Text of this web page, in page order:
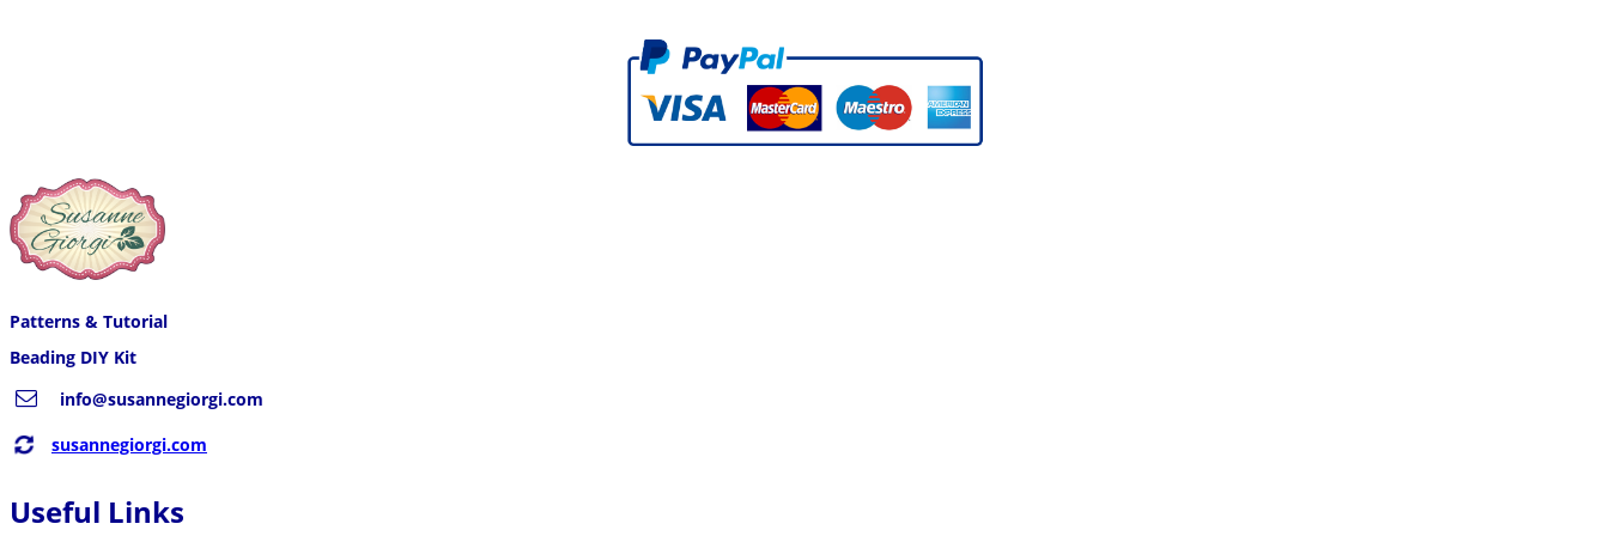
Patterns & Tutorial
Beading DIY Kit
info@susannegiorgi.com
susannegiorgi.com
Useful Links